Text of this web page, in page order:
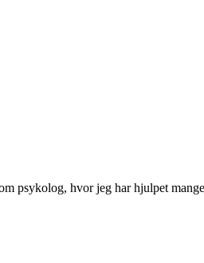
psykolog, hvor jeg har hjulpet